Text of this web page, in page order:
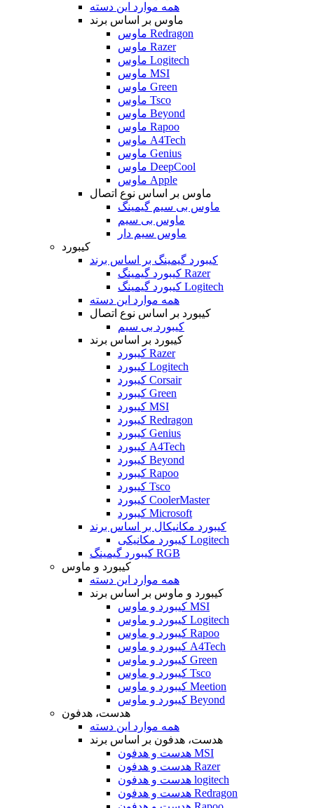
همه موارد این دسته
ماوس بر اساس برند
ماوس Redragon
ماوس Razer
ماوس Logitech
ماوس MSI
ماوس Green
ماوس Tsco
ماوس Beyond
ماوس Rapoo
ماوس A4Tech
ماوس Genius
ماوس DeepCool
ماوس Apple
ماوس بر اساس نوع اتصال
ماوس بی سیم گیمینگ
ماوس بی سیم
ماوس سیم دار
کیبورد
کیبورد گیمینگ بر اساس برند
کیبورد گیمینگ Razer
کیبورد گیمینگ Logitech
همه موارد این دسته
کیبورد بر اساس نوع اتصال
کیبورد بی سیم
کیبورد بر اساس برند
کیبورد Razer
کیبورد Logitech
کیبورد Corsair
کیبورد Green
کیبورد MSI
کیبورد Redragon
کیبورد Genius
کیبورد A4Tech
کیبورد Beyond
کیبورد Rapoo
کیبورد Tsco
کیبورد CoolerMaster
کیبورد Microsoft
کیبورد مکانیکال بر اساس برند
کیبورد مکانیکی Logitech
کیبورد گیمینگ RGB
کیبورد و ماوس
همه موارد این دسته
کیبورد و ماوس بر اساس برند
کیبورد و ماوس MSI
کیبورد و ماوس Logitech
کیبورد و ماوس Rapoo
کیبورد و ماوس A4Tech
کیبورد و ماوس Green
کیبورد و ماوس Tsco
کیبورد و ماوس Meetion
کیبورد و ماوس Beyond
هدست، هدفون
همه موارد این دسته
هدست، هدفون بر اساس برند
هدست و هدفون MSI
هدست و هدفون Razer
هدست و هدفون logitech
هدست و هدفون Redragon